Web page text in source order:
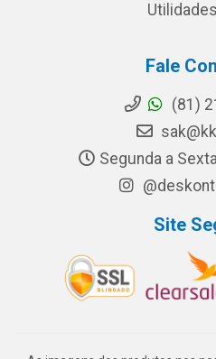
Fale
(81)
Segunda a
Site